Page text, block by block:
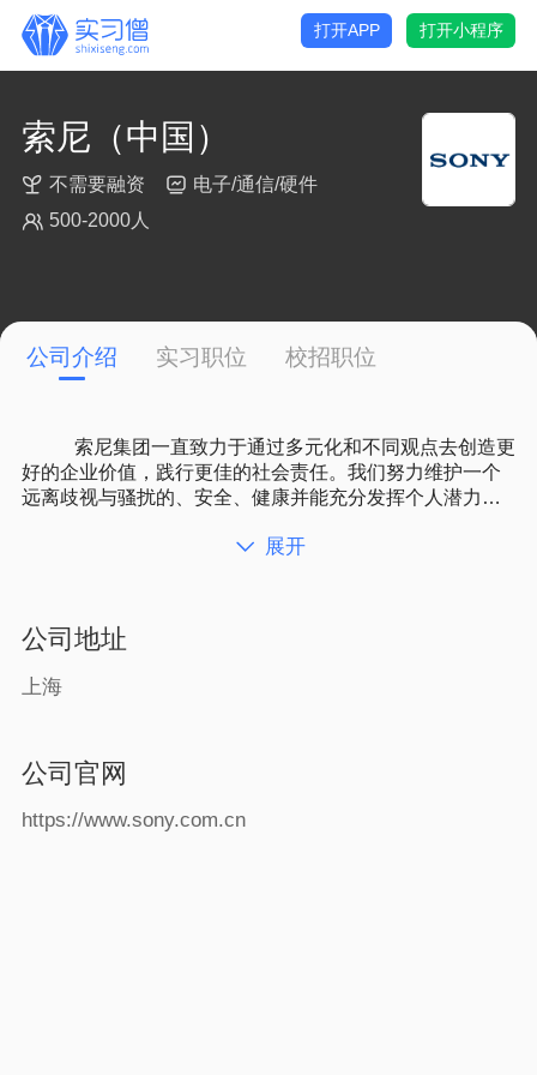
打开APP 打开小程序
索尼（中国）
不需要融资
电子/通信/硬件
500-2000人
公司介绍 实习职位 校招职位
	   索尼集团一直致力于通过多元化和不同观点去创造更
好的企业价值，践行更佳的社会责任。我们努力维护一个
远离歧视与骚扰的、安全、健康并能充分发挥个人潜力的
等工作机会，不因民族、国籍、宗教、残障、性别、年龄
	   以“全球本土化”的运营策略为目标，索尼于1996年10
司——索尼（中国）有限公司，旨在从事中国国内电子信
持。
高速发展的中国市场已成为索尼全球三大单一市场之一。
索尼（中国）有限公司正充分利用集团总部的资源优势，
展开
公司地址
上海
公司官网
https://www.sony.com.cn